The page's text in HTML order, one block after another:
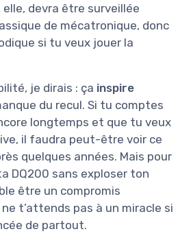
elle, devra être surveillée
de mécatronique, donc
si tu veux jouer la
je dirais : ça inspire
du recul. Si tu comptes
longtemps et que tu veux
il faudra peut-être voir ce
quelques années. Mais pour
DQ200 sans exploser ton
être un compromis
t’attends pas à un miracle si
de partout.